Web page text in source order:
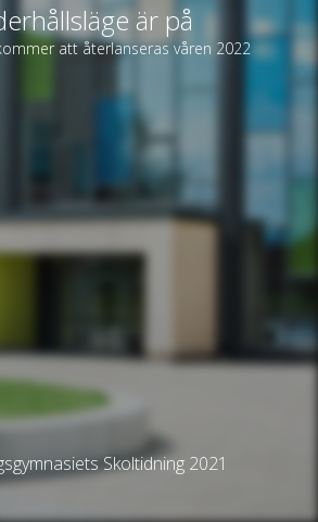
är på
att återlanseras våren 2022
Skoltidning 2021